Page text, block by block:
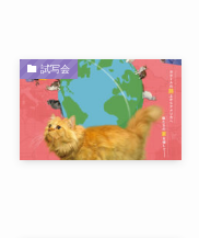
試写会